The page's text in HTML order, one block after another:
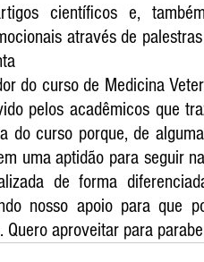
científicos e,
através de
do curso de Medicina
pelos acadêmicos que
do curso porque, de
uma aptidão para seguir
de forma
nosso apoio para que
aproveitar para